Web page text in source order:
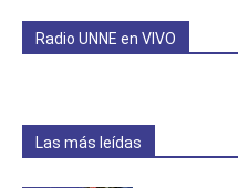
Radio UNNE en VIVO
Las más leídas